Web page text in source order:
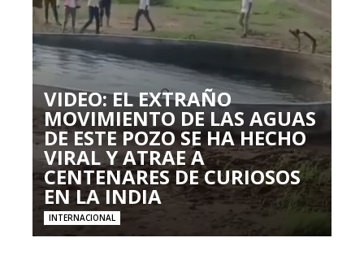
VIDEO: EL EXTRAÑO
MOVIMIENTO DE LAS AGUAS
DE ESTE POZO SE HA HECHO
VIRAL Y ATRAE A
CENTENARES DE CURIOSOS
EN LA INDIA
INTERNACIONAL